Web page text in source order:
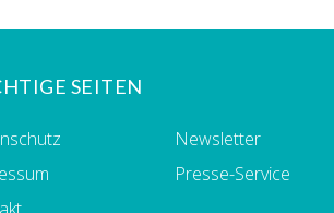
SEITEN
Newsletter
Presse-Service